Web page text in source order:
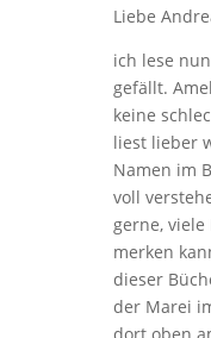
Liebe
ich lese
gefällt.
keine
liest lieber
Namen im
voll
gerne,
merken
dieser
der Marei